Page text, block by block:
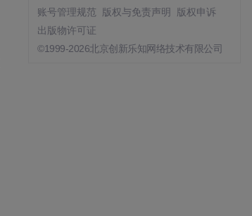
账号管理规范
版权与免责声明
版权申诉
出版物许可证
©1999-2026北京创新乐知网络技术有限公司